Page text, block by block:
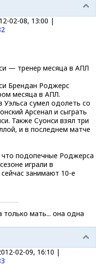
02-08, 13:00 |
— тренер месяца в АПЛ
Брендан Роджерс
месяца в АПЛ.
Уэльса сумел одолеть со
Арсенал и сыграть
Также Суонси взял три
и в последнем матче
подопечные Роджерса
играли в
занимают 10-е
мать... она одна
02-09, 16:10 |